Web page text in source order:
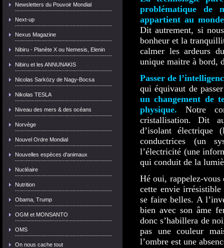
Newsletters du Pouvoir Mondial
Next-up
Nexus Magazine
Nibiru - Planète X ou Nemesis, Elenin
Nibiru et les ANNUNAKIS
Nicolas Sarközy de Nagy-Bocsa
Nikolas TESLA
Niveau des mers & des océans
Norvège
Nouvel Ordre Mondial
Nouvelles espèces d'animaux
Nucléaire
Nutrition
Obama, Trump
OGM et MONSANTO
OMS
On nous cache tout
problématique de
appartient au
Dit autrement, si
bonheur et la
calmer les ardeurs
unique maitre à bord,
Passer de
qui équivaut de
un changement de
physique.
Notre
cristallisation. Dit
d’isolant électrique
conductrices (un
l’électricité (une
qui conduit de la
Hé oui, rappelez-vous
cette envie
se faire belles. A
bien avec son âme
donc s’habillera de
pas une couleur
l’ombre est une